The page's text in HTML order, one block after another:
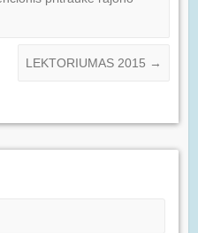
LEKTORIUMAS 2015 →